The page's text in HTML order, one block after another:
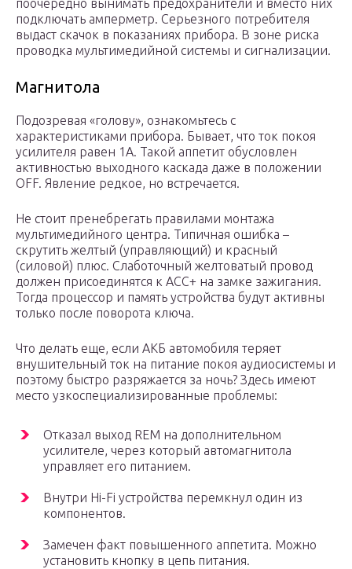
поочередно вынимать предохранители и вместо них
подключать амперметр. Серьезного потребителя
выдаст скачок в показаниях прибора. В зоне риска
проводка мультимедийной системы и сигнализации.
Магнитола
Подозревая «голову», ознакомьтесь с
характеристиками прибора. Бывает, что ток покоя
усилителя равен 1А. Такой аппетит обусловлен
активностью выходного каскада даже в положении
OFF. Явление редкое, но встречается.
Не стоит пренебрегать правилами монтажа
мультимедийного центра. Типичная ошибка –
скрутить желтый (управляющий) и красный
(силовой) плюс. Слаботочный желтоватый провод
должен присоединятся к АСС+ на замке зажигания.
Тогда процессор и память устройства будут активны
только после поворота ключа.
Что делать еще, если АКБ автомобиля теряет
внушительный ток на питание покоя аудиосистемы и
поэтому быстро разряжается за ночь? Здесь имеют
место узкоспециализированные проблемы:
Отказал выход REM на дополнительном
усилителе, через который автомагнитола
управляет его питанием.
Внутри Hi-Fi устройства перемкнул один из
компонентов.
Замечен факт повышенного аппетита. Можно
установить кнопку в цепь питания.